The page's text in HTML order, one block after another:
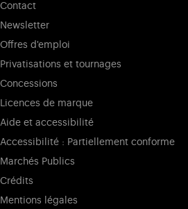
Contact
Newsletter
Offres d'emploi
Privatisations et tournages
Concessions
Licences de marque
Aide et accessibilité
Accessibilité : Partiellement conforme
Marchés Publics
Crédits
Mentions légales